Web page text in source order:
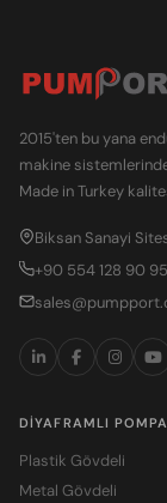
2015'ten bu yana
makine
Made in Turkey
Biksan Sanayi
+90 554 128 90 95
DIYAFRAMLI
Plastik Gövdeli
Metal Gövdeli